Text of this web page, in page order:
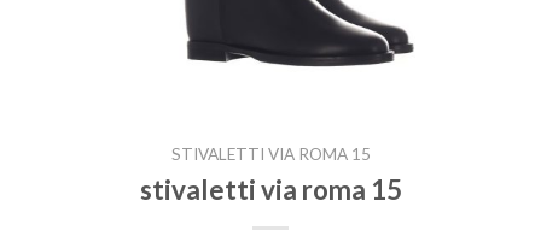
STIVALETTI VIA ROMA 15
stivaletti via roma 15